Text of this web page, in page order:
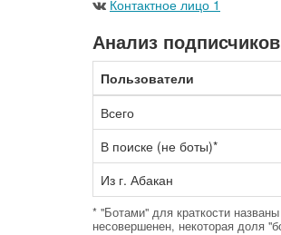
Контактное лицо 1
Анализ подписчиков
Пользователи
Всего
В поиске (не боты)*
Из г. Абакан
* "Ботами" для краткости
несовершенен, некоторая доля